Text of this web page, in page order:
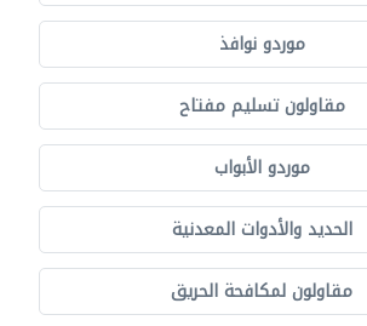
موردو نوافذ
مقاولون تسليم مفتاح
موردو الأبواب
الحديد والأدوات المعدنية
مقاولون لمكافحة الحريق